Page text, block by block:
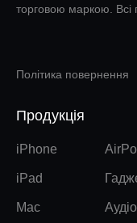
торговою маркою. Всі
Політика повернення
Продукція
iPhone
iPad
Mac Аудіо